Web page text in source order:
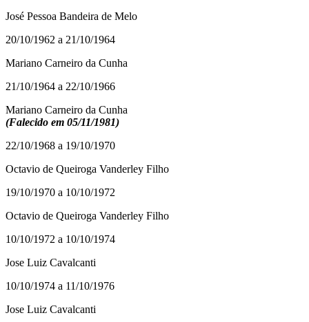
José Pessoa Bandeira de Melo
20/10/1962 a 21/10/1964
Mariano Carneiro da Cunha
21/10/1964 a 22/10/1966
Mariano Carneiro da Cunha
(Falecido em 05/11/1981)
22/10/1968 a 19/10/1970
Octavio de Queiroga Vanderley Filho
19/10/1970 a 10/10/1972
Octavio de Queiroga Vanderley Filho
10/10/1972 a 10/10/1974
Jose Luiz Cavalcanti
10/10/1974 a 11/10/1976
Jose Luiz Cavalcanti